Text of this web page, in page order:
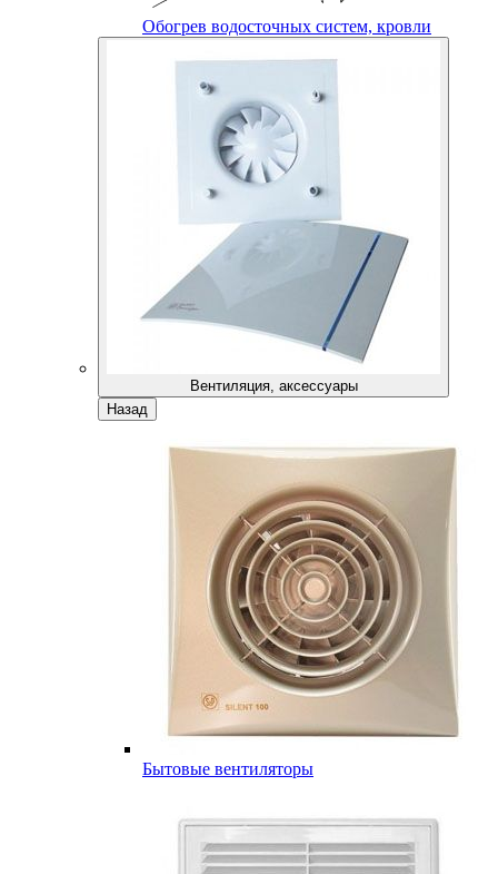
Обогрев водосточных систем, кровли
Вентиляция, аксессуары
Назад
Бытовые вентиляторы